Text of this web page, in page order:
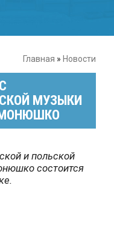
Главная » Новости
МУЗЫКИ
и польской
состоится